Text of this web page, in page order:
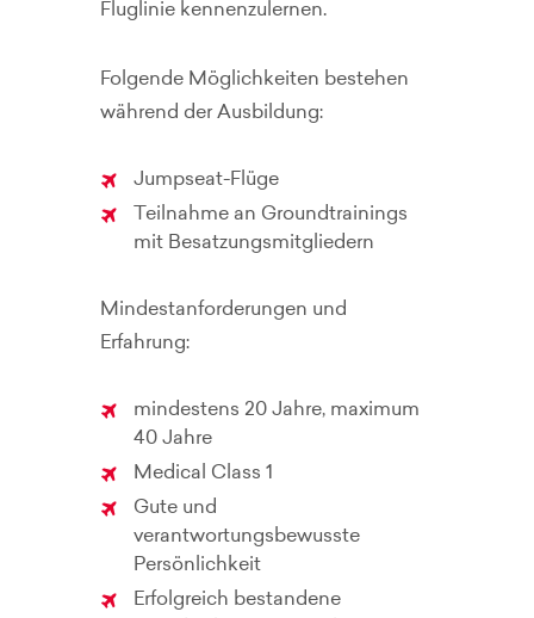
Fluglinie kennenzulernen.
Folgende Möglichkeiten bestehen
während der Ausbildung:
Jumpseat-Flüge
Teilnahme an Groundtrainings
mit Besatzungsmitgliedern
Mindestanforderungen und
Erfahrung:
mindestens 20 Jahre, maximum
40 Jahre
Medical Class 1
Gute und
verantwortungsbewusste
Persönlichkeit
Erfolgreich bestandene